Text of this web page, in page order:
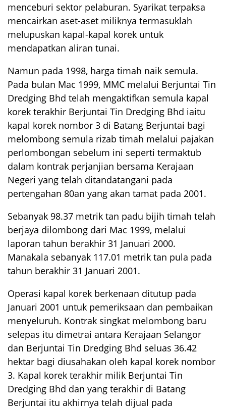
menceburi sektor pelaburan. Syarikat terpaksa
mencairkan aset-aset miliknya termasuklah
melupuskan kapal-kapal korek untuk
mendapatkan aliran tunai.
Namun pada 1998, harga timah naik semula.
Pada bulan Mac 1999, MMC melalui Berjuntai Tin
Dredging Bhd telah mengaktifkan semula kapal
korek terakhir Berjuntai Tin Dredging Bhd iaitu
kapal korek nombor 3 di Batang Berjuntai bagi
melombong semula rizab timah melalui pajakan
perlombongan sebelum ini seperti termaktub
dalam kontrak perjanjian bersama Kerajaan
Negeri yang telah ditandatangani pada
pertengahan 80an yang akan tamat pada 2001.
Sebanyak 98.37 metrik tan padu bijih timah telah
berjaya dilombong dari Mac 1999, melalui
laporan tahun berakhir 31 Januari 2000.
Manakala sebanyak 117.01 metrik tan pula pada
tahun berakhir 31 Januari 2001.
Operasi kapal korek berkenaan ditutup pada
Januari 2001 untuk pemeriksaan dan pembaikan
menyeluruh. Kontrak singkat melombong baru
selepas itu dimetrai antara Kerajaan Selangor
dan Berjuntai Tin Dredging Bhd seluas 36.42
hektar bagi diusahakan oleh kapal korek nombor
3. Kapal korek terakhir milik Berjuntai Tin
Dredging Bhd dan yang terakhir di Batang
Berjuntai itu akhirnya telah dijual pada